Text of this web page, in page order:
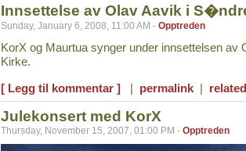
Innsettelse av Olav Aavik i
Sunday, January 6, 2008, 11:00 AM - Opptreden
KorX og Maurtua synger under innsettelsen
Kirke.
[ Legg til kommentar ] | permalink |
Julekonsert med KorX
Thursday, November 15, 2007, 01:00 PM - Opptreden